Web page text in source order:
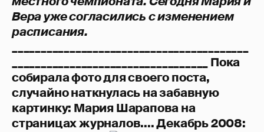
Вера уже согласились с изменением
расписания.
_________________________________________
__________________________________ Пока
собирала фото для своего поста,
случайно наткнулась на забавную
картинку: Мария Шарапова на
страницах журналов.... Декабрь 2008: